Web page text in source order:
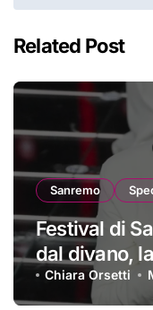
Related Post
Sanremo
Festival di
dal divano,
Chiara Orsetti